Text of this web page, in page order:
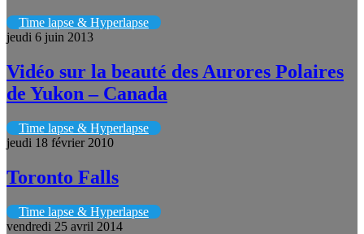
Time lapse & Hyperlapse
jeudi 6 juin 2013
Vidéo sur la beauté des Aurores Polaires
de Yukon – Canada
Time lapse & Hyperlapse
jeudi 18 février 2010
Toronto Falls
Time lapse & Hyperlapse
vendredi 25 avril 2014